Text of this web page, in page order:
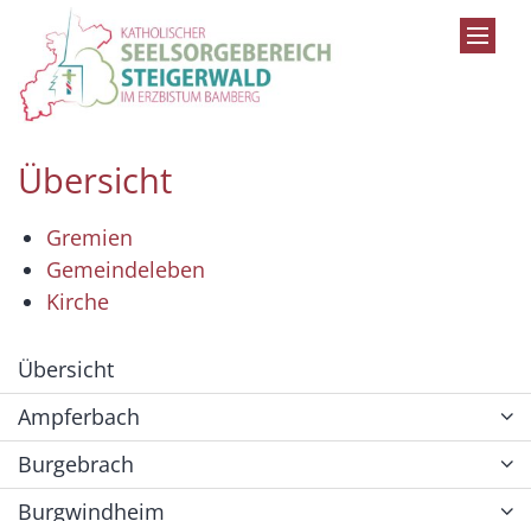
Zum Inhalt springen
Übersicht
Gremien
Gemeindeleben
Kirche
Übersicht
Ampferbach
Burgebrach
Burgwindheim